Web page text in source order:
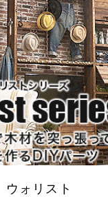
ウォリスト